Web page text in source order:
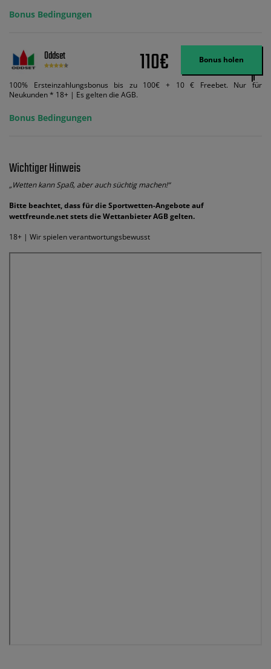
Bonus Bedingungen
Oddset 110€ Bonus holen
100% Ersteinzahlungsbonus bis zu 100€ + 10 € Freebet. Nur für
Neukunden * 18+ | Es gelten die AGB.
Bonus Bedingungen
Wichtiger Hinweis
„Wetten kann Spaß, aber auch süchtig machen!“
Bitte beachtet, dass für die Sportwetten-Angebote auf
wettfreunde.net stets die Wettanbieter AGB gelten.
18+ | Wir spielen verantwortungsbewusst